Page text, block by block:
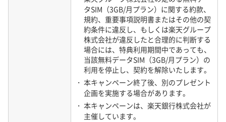
②ショートメッセージサービス
ご契約プランに従い、ご利用いただけ
ます。
・ 詳細は「02-C SMS/海外ローミング
（データ通信）」をご確認くださ
い。
・ SMSの通信は、インターネット接続
サービスのデータ通信容量にカウン
トされません。
タSIM（3GB/月プラン）に関する約款、
規約、重要事項説明書またはその他の契
約条件に違反し、もしくは楽天グループ
株式会社が違反したと合理的に判断する
場合には、特典利用期間中であっても、
当該無料データSIM（3GB/月プラン）の
利用を停止し、契約を解除いたします。
・ 本キャンペーン終了後、別のプレゼント
企画を実施する場合があります。
・ 本キャンペーンは、楽天銀行株式会社が
主催しています。